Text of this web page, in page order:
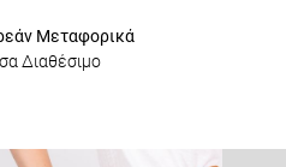
Μεταφορικά
Διαθέσιμο